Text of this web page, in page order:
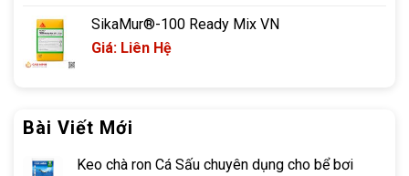
SikaMur®-100 Ready Mix VN
Giá: Liên Hệ
Bài Viết Mới
Keo chà ron Cá Sấu chuyên dụng cho bể bơi